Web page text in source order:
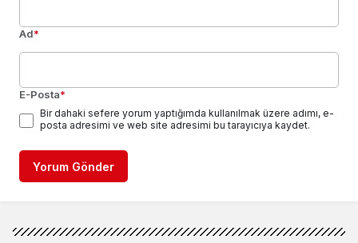
Ad*
E-Posta*
Bir dahaki sefere yorum yaptığımda kullanılmak üzere adımı, e-
posta adresimi ve web site adresimi bu tarayıcıya kaydet.
Yorum Gönder